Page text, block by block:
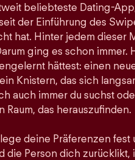
beliebteste Dating-
der Einführung des
hat. Hinter jedem dieser
ging es schon immer.
hättest: einen
Knistern, das sich
auch immer du suchst
Raum, das herauszufinden.
deine Präferenzen
die Person dich zurücklikt,